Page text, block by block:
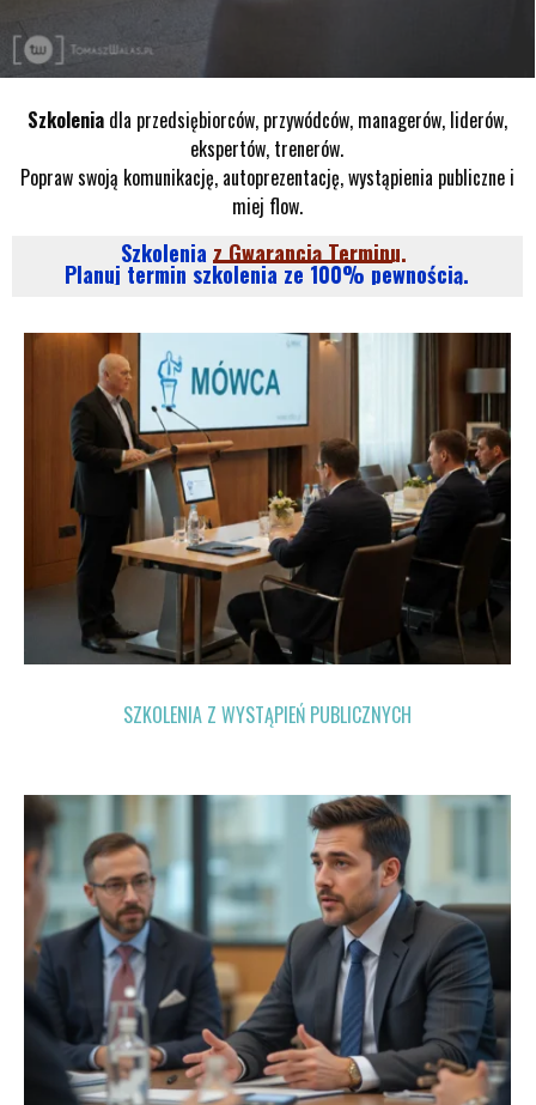
Szkolenia dla przedsiębiorców, przywódców, managerów, liderów,
ekspertów, trenerów.
Popraw swoją komunikację, autoprezentację, wystąpienia publiczne i
miej flow.
Szkoleniaz Gwarancją Terminu.
Planuj termin szkolenia ze 100% pewnością.
SZKOLENIA Z WYSTĄPIEŃ PUBLICZNYCH